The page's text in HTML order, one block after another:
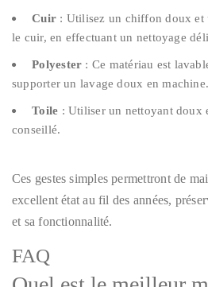
Cuir : Utilisez un chiffon doux
le cuir, en effectuant un nettoyage
Polyester : Ce matériau est
supporter un lavage doux en machine.
Toile : Utiliser un nettoyant doux
conseillé.
Ces gestes simples permettront de
excellent état au fil des années,
et sa fonctionnalité.
FAQ